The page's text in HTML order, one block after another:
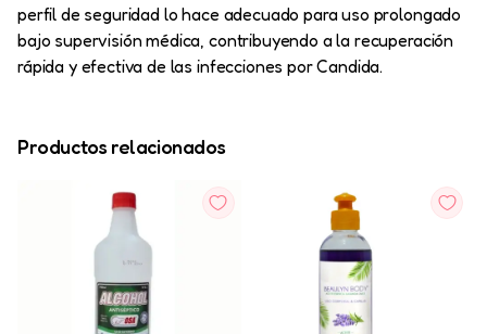
perfil de seguridad lo hace adecuado para uso prolongado
bajo supervisión médica, contribuyendo a la recuperación
rápida y efectiva de las infecciones por Candida.
Productos relacionados